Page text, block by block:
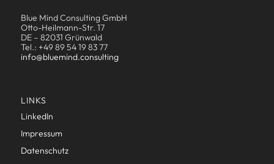
Blue Mind Consulting GmbH
Otto-Heilmann-Str. 17
DE – 82031 Grünwald
Tel.: +49 89 54 19 83 77
info@bluemind.consulting
LINKS
LinkedIn
Impressum
Datenschutz